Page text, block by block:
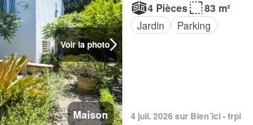
Voir la photo
Maison
4 Pièces
83 m²
Jardin
Parking
4 juil. 2026 sur Bien´ici - frpi